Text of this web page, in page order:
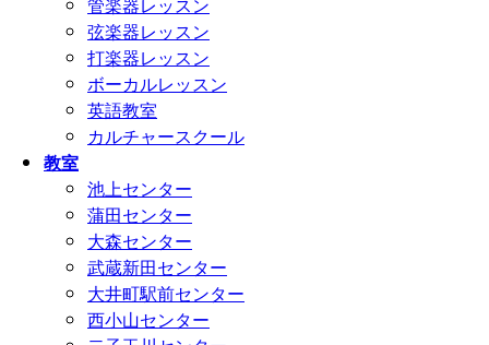
弦楽器レッスン
打楽器レッスン
ボーカルレッスン
英語教室
カルチャースクール
教室
池上センター
蒲田センター
大森センター
武蔵新田センター
大井町駅前センター
西小山センター